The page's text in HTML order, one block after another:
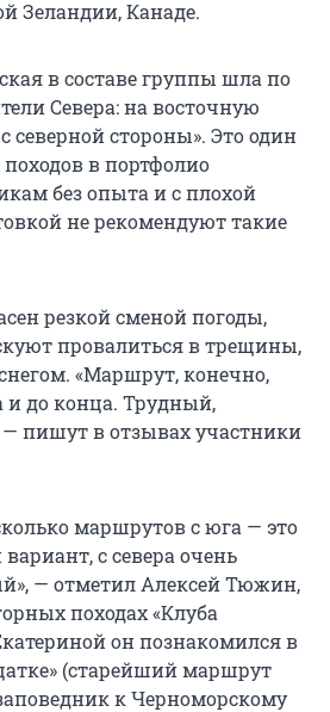
Зеландии, Канаде.
в составе группы шла по
Севера: на восточную
северной стороны». Это один
в портфолио
без опыта и с плохой
не рекомендуют такие
резкой сменой погоды,
провалиться в трещины,
«Маршрут, конечно,
до конца. Трудный,
пишут в отзывах участники
маршрутов с юга — это
с севера очень
— отметил Алексей Тюжин,
походах «Клуба
он познакомился в
(старейший маршрут
к Черноморскому